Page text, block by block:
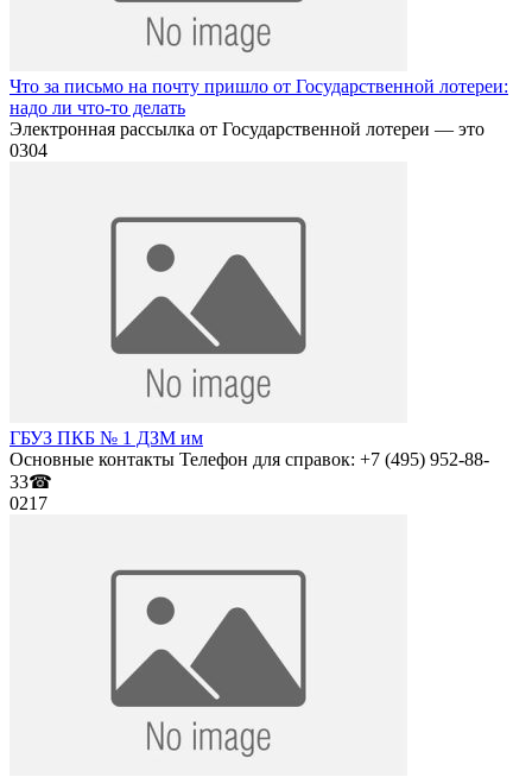
Что за письмо на почту пришло от Государственной лотереи:
надо ли что-то делать
Электронная рассылка от Государственной лотереи — это
0304
ГБУЗ ПКБ № 1 ДЗМ им
Основные контакты Телефон для справок: +7 (495) 952-88-
33☎
0217